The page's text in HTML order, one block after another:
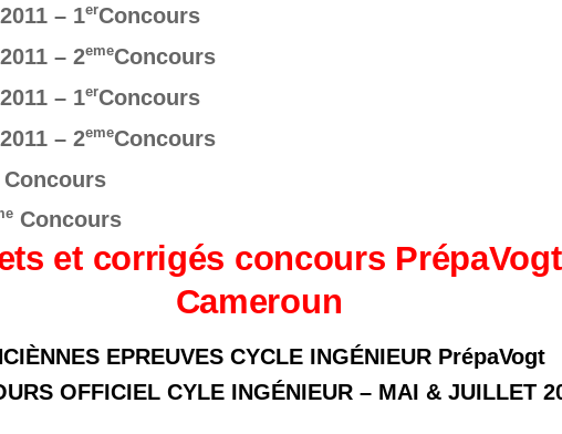
– 1erConcours
– 2emeConcours
– 1erConcours
– 2emeConcours
Concours
Concours
et corrigés concours
Cameroun
EPREUVES CYCLE INGÉNIEUR PrépaVogt
OFFICIEL CYLE INGÉNIEUR – MAI & JUILLET